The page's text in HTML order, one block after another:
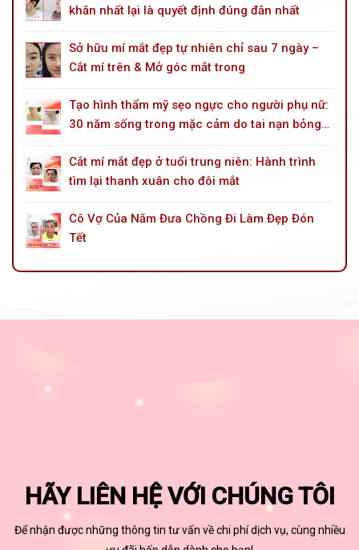
khăn nhất lại là quyết định đúng đắn nhất
Sở hữu mí mắt đẹp tự nhiên chỉ sau 7 ngày –
Cắt mí trên & Mở góc mắt trong
Tạo hình thẩm mỹ sẹo ngực cho người phụ nữ:
30 năm sống trong mặc cảm do tai nạn bỏng
Cắt mí mắt đẹp ở tuổi trung niên: Hành trình
tìm lại thanh xuân cho đôi mắt
Cô Vợ Của Năm Đưa Chồng Đi Làm Đẹp Đón
Tết
HÃY LIÊN HỆ VỚI CHÚNG TÔI
Để nhận được những thông tin tư vấn về chi phí dịch vụ, cùng nhiều